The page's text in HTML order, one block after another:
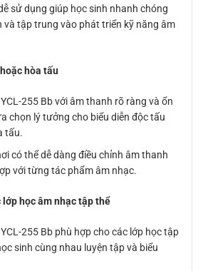
sử dụng giúp học sinh nhanh chóng
và tập trung vào phát triển kỹ năng âm
hòa tấu
255 Bb với âm thanh rõ ràng và ổn
chọn lý tưởng cho biểu diễn độc tấu
tấu.
có thể dễ dàng điều chỉnh âm thanh
với từng tác phẩm âm nhạc.
học âm nhạc tập thể
255 Bb phù hợp cho các lớp học tập
sinh cùng nhau luyện tập và biểu